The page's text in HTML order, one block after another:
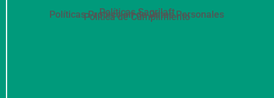
Políticas Sagrilaft
Políticas Protección de Datos Personales
Política de Cumplimiento